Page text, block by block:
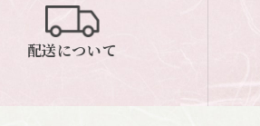
配送について